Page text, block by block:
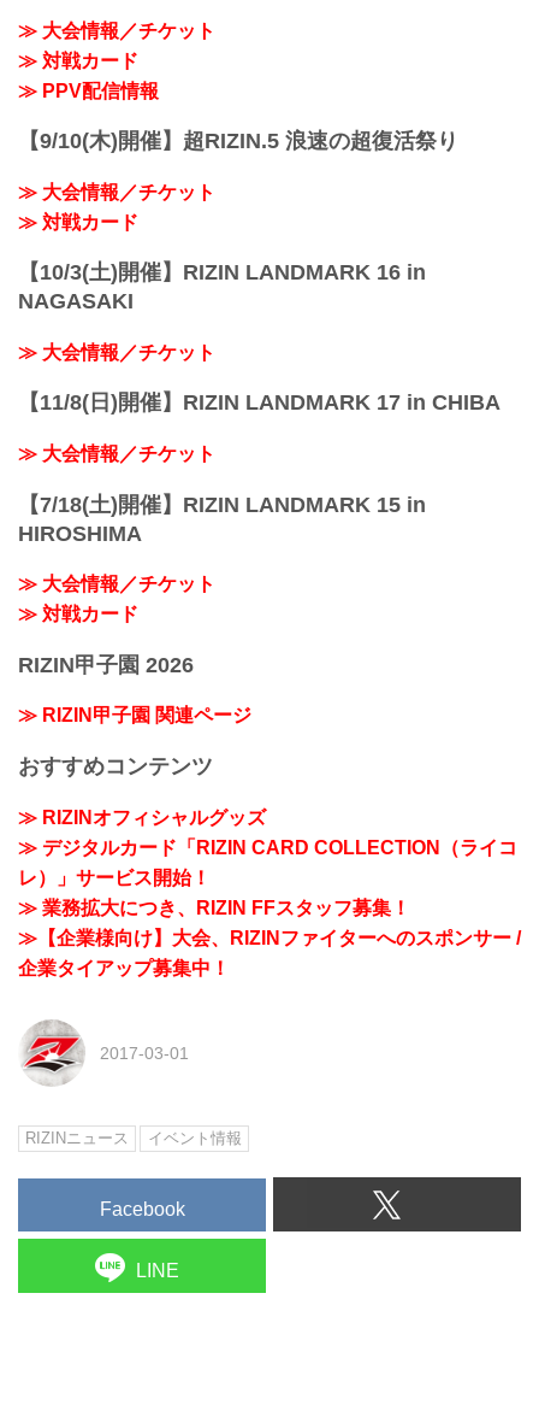
≫ 大会情報／チケット
≫ 対戦カード
≫ PPV配信情報
【9/10(木)開催】超RIZIN.5 浪速の超復活祭り
≫ 大会情報／チケット
≫ 対戦カード
【10/3(土)開催】RIZIN LANDMARK 16 in
NAGASAKI
≫ 大会情報／チケット
【11/8(日)開催】RIZIN LANDMARK 17 in CHIBA
≫ 大会情報／チケット
【7/18(土)開催】RIZIN LANDMARK 15 in
HIROSHIMA
≫ 大会情報／チケット
≫ 対戦カード
RIZIN甲子園 2026
≫ RIZIN甲子園 関連ページ
おすすめコンテンツ
≫ RIZINオフィシャルグッズ
≫ デジタルカード「RIZIN CARD COLLECTION（ライコ
レ）」サービス開始！
≫ 業務拡大につき、RIZIN FFスタッフ募集！
≫【企業様向け】大会、RIZINファイターへのスポンサー /
企業タイアップ募集中！
2017-03-01
RIZINニュース イベント情報
Facebook
LINE